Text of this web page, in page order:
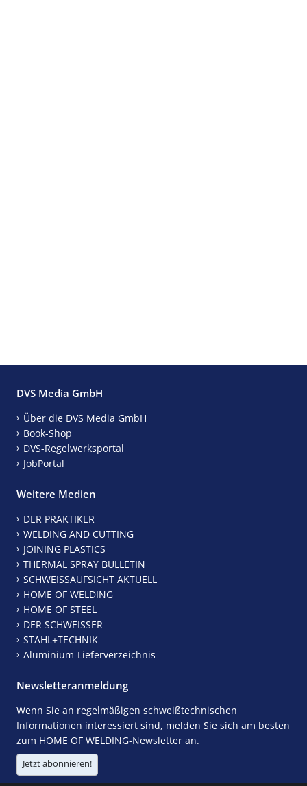
DVS Media GmbH
Über die DVS Media GmbH
Book-Shop
DVS-Regelwerksportal
JobPortal
Weitere Medien
DER PRAKTIKER
WELDING AND CUTTING
JOINING PLASTICS
THERMAL SPRAY BULLETIN
SCHWEISSAUFSICHT AKTUELL
HOME OF WELDING
HOME OF STEEL
DER SCHWEISSER
STAHL+TECHNIK
Aluminium-Lieferverzeichnis
Newsletteranmeldung
Wenn Sie an regelmäßigen schweißtechnischen
Informationen interessiert sind, melden Sie sich am besten
zum HOME OF WELDING-Newsletter an.
Jetzt abonnieren!